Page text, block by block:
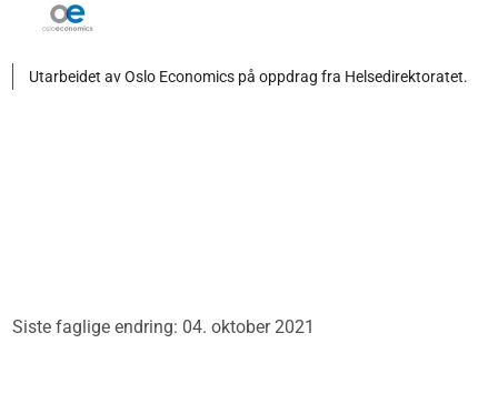
Utarbeidet av Oslo Economics på oppdrag fra Helsedirektoratet.
Siste faglige endring: 04. oktober 2021